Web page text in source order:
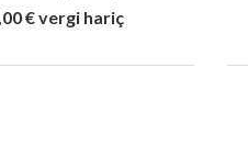
€ vergi hariç